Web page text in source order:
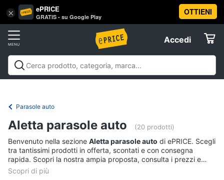
× ePRICE
GRATIS - su Google Play
OTTIENI
Accedi
Accedi
Registrati
Offerte
Informatica
Telefonia
Tv
Vai
al
Motori
Auto
Catene
neve
Pneumatici
invernali
Batteria
auto
Parasole auto
Aletta parasole auto (20 prodotti)
Benvenuto nella sezione Aletta parasole auto di ePRICE. Scegli
tra tantissimi prodotti in offerta, scontati e con consegna
rapida. Scopri la nostra ampia proposta, consulta i prezzi e
acquista comodamente online.